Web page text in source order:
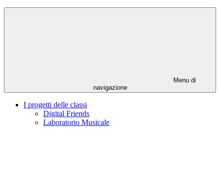
Menu di
navigazione
I progetti delle classi
Digital Friends
Laboratorio Musicale